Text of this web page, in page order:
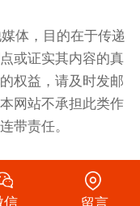
体，目的在于传递
或证实其内容的真
权益，请及时发邮
网站不承担此类作
带责任。
信